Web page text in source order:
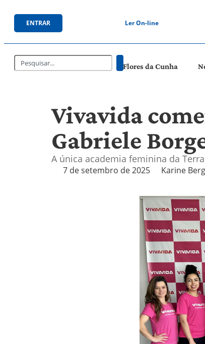
ENTRAR Ler On-line
Flores da Cunha
Vivavida
Gabriele
A única academia feminina da
7 de setembro de 2025 Karine